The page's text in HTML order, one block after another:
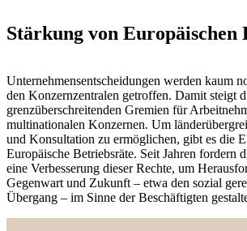
Stärkung von Europäischen
Unternehmensentscheidungen werden kaum
den Konzernzentralen getroffen. Damit steigt
grenzüberschreitenden Gremien für
multinationalen Konzernen. Um
und Konsultation zu ermöglichen, gibt es die
Europäische Betriebsräte. Seit Jahren fordern
eine Verbesserung dieser Rechte, um
Gegenwart und Zukunft – etwa den sozial
Übergang – im Sinne der Beschäftigten